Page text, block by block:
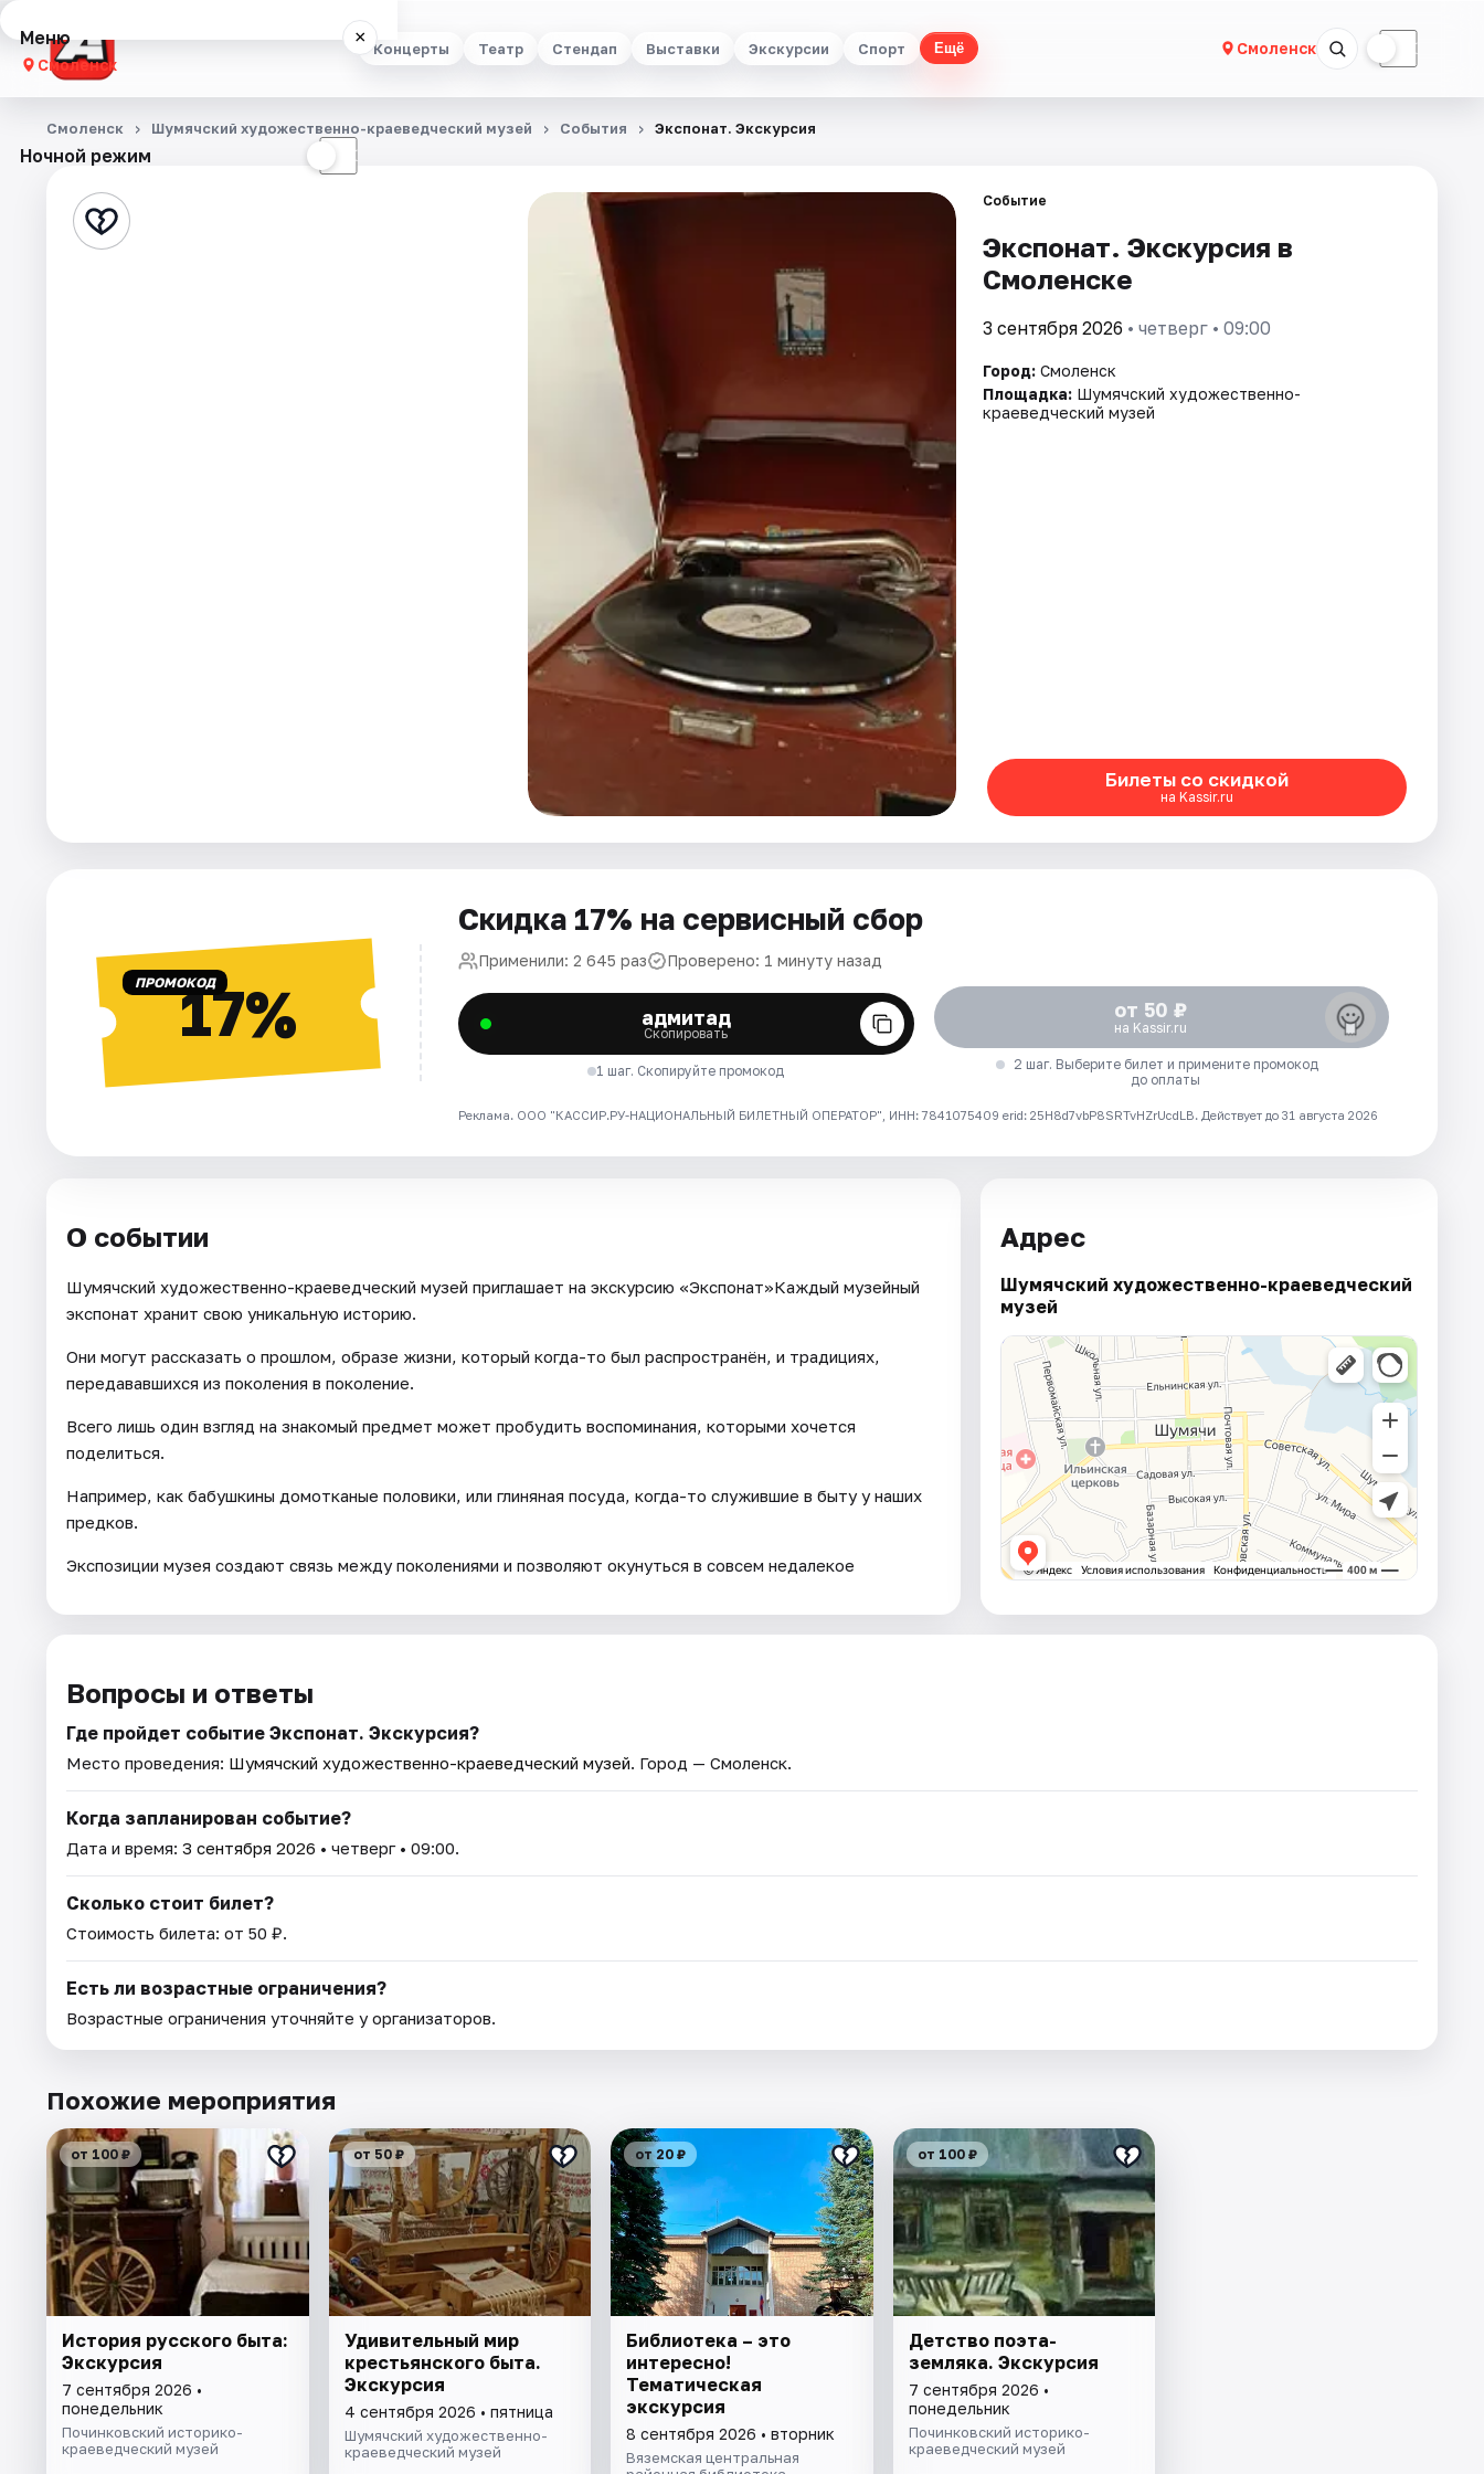
Концерты Театр Стендап Выставки Экскурсии Спорт Ещё Смоленск ☾
Меню ×
Смоленск
Концерты
Стендап
Ночной режим ☾
Смоленск Шумячский художественно-краеведческий музей События Экспонат. Экскурсия
Событие
Экспонат. Экскурсия в
Смоленске
3 сентября 2026 • четверг • 09:00
Город: Смоленск
Площадка: Шумячский художественно-
краеведческий музей
Билеты со скидкой
на Kassir.ru
ПРОМОКОД17%
Скидка 17% на сервисный сбор
Применили: 2 645 раз Проверено: 1 минуту назад
адмитад
Скопировать
1 шаг. Скопируйте промокод
от 50 ₽
на Kassir.ru
2 шаг. Выберите билет и примените промокод
до оплаты
Реклама. ООО "КАССИР.РУ-НАЦИОНАЛЬНЫЙ БИЛЕТНЫЙ ОПЕРАТОР", ИНН: 7841075409 erid: 25H8d7vbP8SRTvHZrUcdLB. Действует до 31 августа 2026
О событии
Шумячский художественно-краеведческий музей приглашает на экскурсию «Экспонат»Каждый музейный
экспонат хранит свою уникальную историю.
Они могут рассказать о прошлом, образе жизни, который когда-то был распространён, и традициях,
передававшихся из поколения в поколение.
Всего лишь один взгляд на знакомый предмет может пробудить воспоминания, которыми хочется
поделиться.
Например, как бабушкины домотканые половики, или глиняная посуда, когда-то служившие в быту у наших
предков.
Экспозиции музея создают связь между поколениями и позволяют окунуться в совсем недалекое
Адрес
Шумячский художественно-краеведческий
музей
Вопросы и ответы
Где пройдет событие Экспонат. Экскурсия?
Место проведения: Шумячский художественно-краеведческий музей. Город — Смоленск.
Когда запланирован событие?
Дата и время: 3 сентября 2026 • четверг • 09:00.
Сколько стоит билет?
Стоимость билета: от 50 ₽.
Есть ли возрастные ограничения?
Возрастные ограничения уточняйте у организаторов.
Похожие мероприятия
от 100 ₽
История русского быта:
Экскурсия
7 сентября 2026 •
понедельник
Починковский историко-
краеведческий музей
от 50 ₽
Удивительный мир
крестьянского быта.
Экскурсия
4 сентября 2026 • пятница
Шумячский художественно-
краеведческий музей
от 20 ₽
Библиотека – это
интересно!
Тематическая
экскурсия
8 сентября 2026 • вторник
Вяземская центральная
от 100 ₽
Детство поэта-
земляка. Экскурсия
7 сентября 2026 •
понедельник
Починковский историко-
краеведческий музей